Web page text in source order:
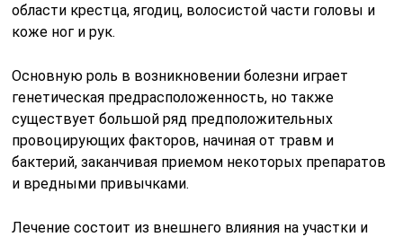
области крестца, ягодиц, волосистой части головы и
коже ног и рук.
Основную роль в возникновении болезни играет
генетическая предрасположенность, но также
существует большой ряд предположительных
провоцирующих факторов, начиная от травм и
бактерий, заканчивая приемом некоторых препаратов
и вредными привычками.
Лечение состоит из внешнего влияния на участки и